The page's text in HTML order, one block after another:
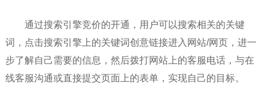
通过搜索引擎竞价的开通，用户可以搜索相关的关键
词，点击搜索引擎上的关键词创意链接进入网站/网页，进一
步了解自己需要的信息，然后拨打网站上的客服电话，与在
线客服沟通或直接提交页面上的表单，实现自己的目标。